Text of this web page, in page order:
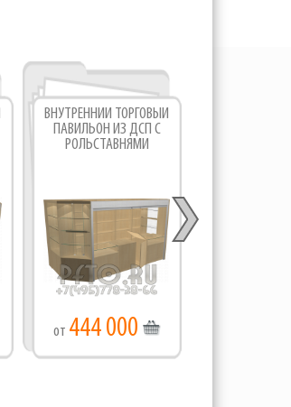
ВНУТРЕННИЙ ТОРГОВЫЙ
ПАВИЛЬОН ИЗ ДСП С
РОЛЬСТАВНЯМИ
от 444 000